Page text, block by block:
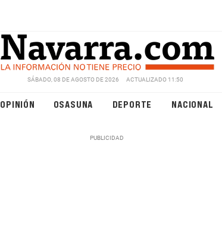
SÁBADO, 08 DE AGOSTO DE 2026 ACTUALIZADO 11:50
OPINIÓN OSASUNA DEPORTE NACIONAL